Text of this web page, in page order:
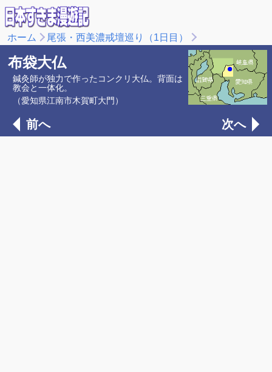
ホーム 尾張・西美濃戒壇巡り（1日目）
布袋大仏
鍼灸師が独力で作ったコンクリ大仏。背面は
教会と一体化。
（愛知県江南市木賀町大門）
前へ 次へ